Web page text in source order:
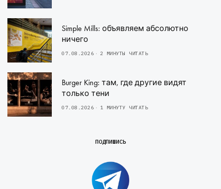
Simple Mills: объявляем абсолютно
ничего
07.08.2026 2 МИНУТЫ ЧИТАТЬ
Burger King: там, где другие видят
только тени
07.08.2026 1 МИНУТУ ЧИТАТЬ
ПОДПИШИСЬ